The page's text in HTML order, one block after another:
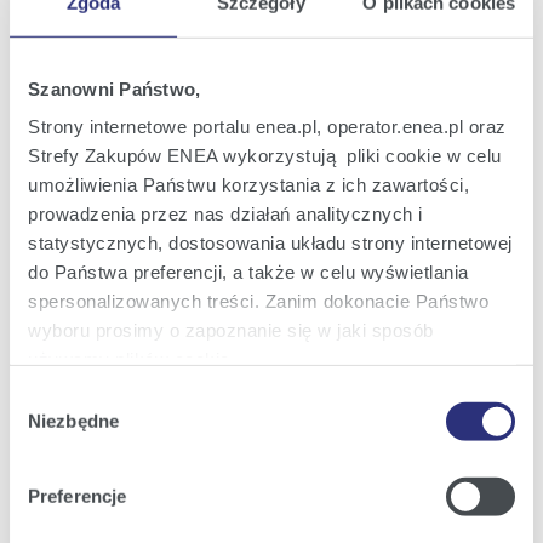
Szanowni Państwo,
Strony internetowe portalu enea.pl, operator.enea.pl oraz
Strefy Zakupów ENEA wykorzystują pliki cookie w celu
umożliwienia Państwu korzystania z ich zawartości,
prowadzenia przez nas działań analitycznych i
statystycznych, dostosowania układu strony internetowej
do Państwa preferencji, a także w celu wyświetlania
spersonalizowanych treści. Zanim dokonacie Państwo
wyboru prosimy o zapoznanie się w jaki sposób
Szczegółowe informacje na ten temat znajdziecie
Polityce
zgody
Niezbędne
Preferencje
fot. z archiwum LW Bogdanka S.A.jpg |(jpg; 0,4 MB)
Zobacz szczegóły
04
2026
Został niespełna tydzień do zawodów triathlonowych w
Listy startowe są już prawie pełne, ale wciąż można
jeszcze dołączyć do ponad 1500 zawodników, którzy